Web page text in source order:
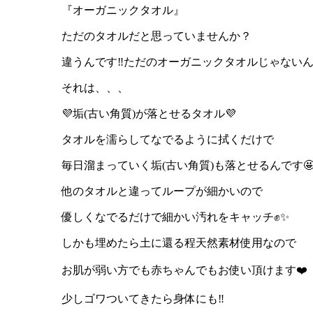
『オーガニックタオル』
ただのタオルだと思っていませんか？
違うんです‼️ただのオーガニックタオルじゃない
それは、、、
💜垢(古い角質)が落とせるタオル💜
タオルを濡らしてなでるように拭くだけで
毎日溜まっていく垢(古い角質)も落とせるんです
他のタオルと違ってループが細かいので
優しくなでるだけで細かい汚れをキャッチ✊✨️
しかも埋めたら土に還る程天然素材使用なので
お肌が弱い方でも赤ちゃんでもお使い頂けます❤️
少しゴワついてきたら身体にも‼️